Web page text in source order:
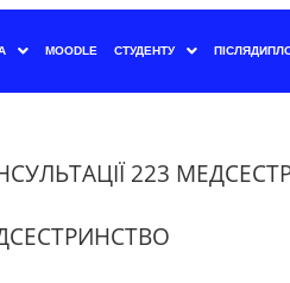
MOODLE СТУДЕНТУ
223